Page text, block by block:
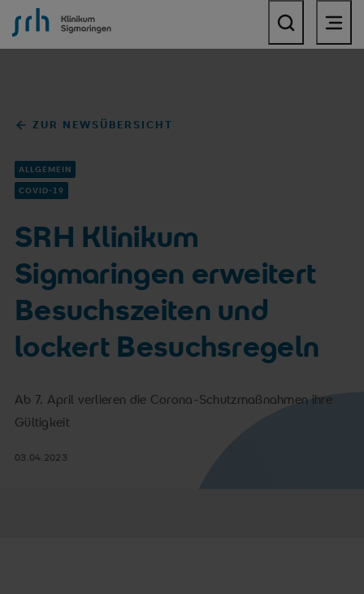
SRH Klinikum Sigmaringen
ZUR NEWSÜBERSICHT
ALLGEMEIN
COVID-19
SRH Klinikum
Sigmaringen erweitert
Besuchszeiten und
lockert Besuchsregeln
Ab 7. April verlieren die Corona-Schutzmaßnahmen ihre
Gültigkeit
03.04.2023